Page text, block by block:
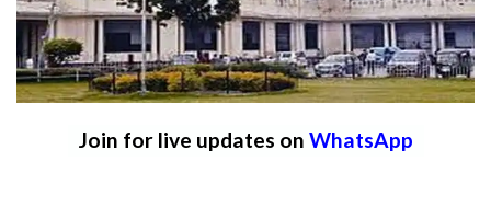
Join for live updates on WhatsApp